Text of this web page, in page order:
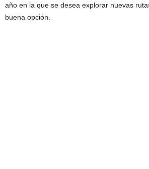
año en la que se desea explorar nuevas
buena opción.